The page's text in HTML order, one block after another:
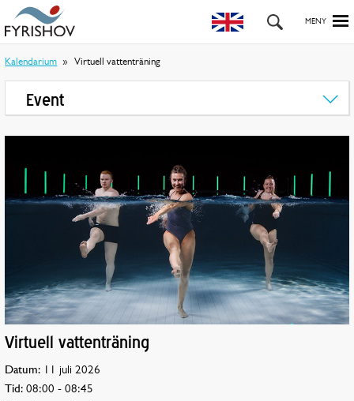
Kalendarium Virtuell vattenträning
Event
Virtuell vattenträning
Datum: 11 juli 2026
Tid: 08:00 - 08:45